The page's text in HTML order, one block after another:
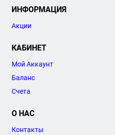
ИНФОРМАЦИЯ
Акции
КАБИНЕТ
Мой Аккаунт
Баланс
Счета
О НАС
Контакты